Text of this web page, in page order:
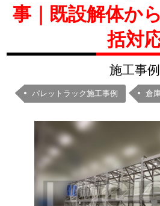
事｜既設解体か
括対
施工事例
パレットラック施工事例 倉